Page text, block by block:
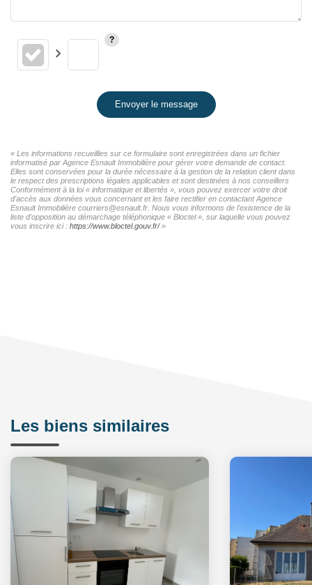
Envoyer le message
« Les informations recueillies sur ce formulaire sont enregistrées dans un fichier
informatisé par Agence Esnault Immobilière pour gérer votre demande de contact.
Elles sont conservées pour la durée nécessaire à la gestion de la relation client dans
le respect des prescriptions légales applicables et sont destinées à nos conseillers
Conformément à la loi « informatique et libertés », vous pouvez exercer votre droit
d'accès aux données vous concernant et les faire rectifier en contactant Agence
Esnault Immobilière courriers@esnault.fr. Nous vous informons de l'existence de la
liste d'opposition au démarchage téléphonique « Bloctel », sur laquelle vous pouvez
vous inscrire ici : https://www.bloctel.gouv.fr/»
Les biens similaires